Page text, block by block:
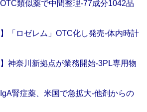
類似薬で中間整理‐77成分1042品
「ロゼレム」OTC化し発売‐体内時計
神奈川新拠点が業務開始‐3PL専用物
腎症薬、米国で急拡大‐他剤からの